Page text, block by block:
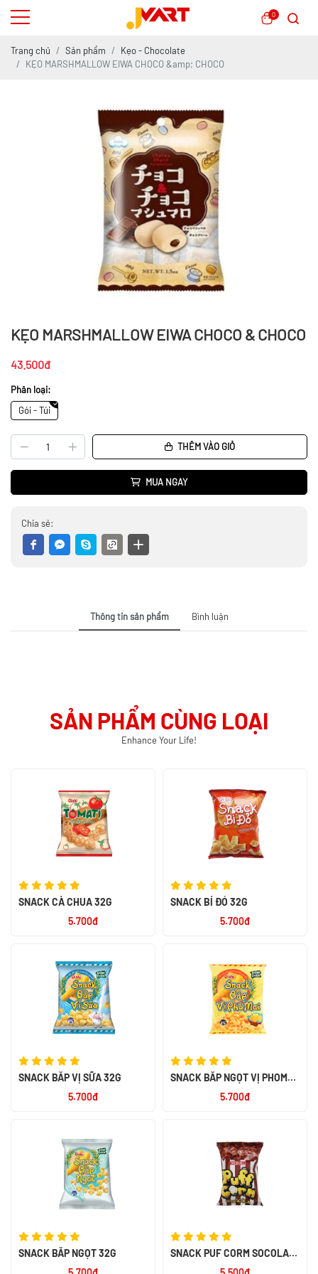
0
Trang chủ Sản phẩm
Kẹo - Chocolate
KẸO MARSHMALLOW EIWA CHOCO &amp; CHOCO
KẸO MARSHMALLOW EIWA CHOCO & CHOCO
43.500đ
Phân loại:
Gói - Túi
THÊM VÀO GIỎ
MUA NGAY
Chia sẻ:
Thông tin sản phẩm Bình luận
SẢN PHẨM CÙNG LOẠI
Enhance Your Life!
SNACK CÀ CHUA 32G
5.700đ
SNACK BÍ ĐỎ 32G
5.700đ
SNACK BẮP VỊ SỮA 32G
5.700đ
SNACK BẮP NGỌT VỊ PHOMAI
5.700đ
SNACK BẮP NGỌT 32G
SNACK PUF CORM SOCOLA